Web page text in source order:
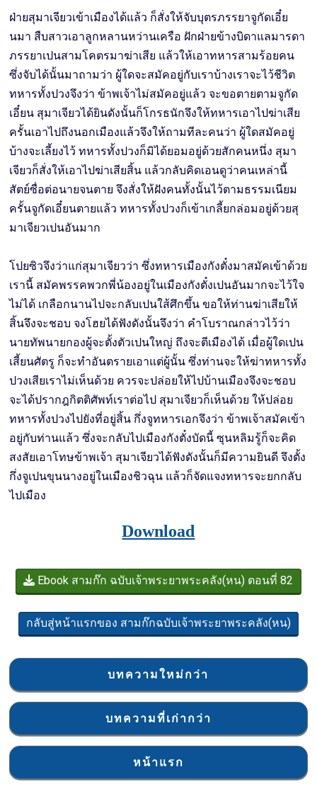
ฝ่ายสุมาเจียวเข้าเมืองได้แล้ว ก็สั่งให้จับบุตรภรรยาจูกัดเอี๋ย
นมา สืบสาวเอาลูกหลานหว่านเครือ ฝักฝ่ายข้างบิดาแลมารดา
ภรรยาเปนสามโคตรมาฆ่าเสีย แล้วให้เอาทหารสามร้อยคน
ซึ่งจับได้นั้นมาถามว่า ผู้ใดจะสมัคอยู่กับเราบ้างเราจะไว้ชีวิต
ทหารทั้งปวงจึงว่า ข้าพเจ้าไม่สมัคอยู่แล้ว จะขอตายตามจูกัด
เอี๋ยน สุมาเจียวได้ยินดังนั้นก็โกรธนักจึงให้ทหารเอาไปฆ่าเสีย
ครั้นเอาไปถึงนอกเมืองแล้วจึงให้ถามทีละคนว่า ผู้ใดสมัคอยู่
บ้างจะเลี้ยงไว้ ทหารทั้งปวงก็มิได้ยอมอยู่ด้วยสักคนหนึ่ง สุมา
เจียวก็สั่งให้เอาไปฆ่าเสียสิ้น แล้วกลับคิดเอนดูว่าคนเหล่านี้
สัตย์ซื่อต่อนายจนตาย จึงสั่งให้ฝังคนทั้งนั้นไว้ตามธรรมเนียม
ครั้นจูกัดเอี๋ยนตายแล้ว ทหารทั้งปวงก็เข้าเกลี้ยกล่อมอยู่ด้วยสุ
มาเจียวเปนอันมาก
โปยซิวจึงว่าแก่สุมาเจียวว่า ซึ่งทหารเมืองกังตั๋งมาสมัคเข้าด้วย
เรานี้ สมัคพรรคพวกพี่น้องอยู่ในเมืองกังตั๋งเปนอันมากจะไว้ใจ
ไม่ได้ เกลือกนานไปจะกลับเปนใส้ศึกขึ้น ขอให้ท่านฆ่าเสียให้
สิ้นจึงจะชอบ จงโฮยได้ฟังดังนั้นจึงว่า คำโบราณกล่าวไว้ว่า
นายทัพนายกองผู้จะตั้งตัวเปนใหญ่ ถึงจะตีเมืองได้ เมื่อผู้ใดเปน
เสี้ยนศัตรู ก็จะทำอันตรายเอาแต่ผู้นั้น ซึ่งท่านจะให้ฆ่าทหารทั้ง
ปวงเสียเราไม่เห็นด้วย ควรจะปล่อยให้ไปบ้านเมืองจึงจะชอบ
จะได้ปรากฎกิตติศัพท์เราต่อไป สุมาเจียวก็เห็นด้วย ให้ปล่อย
ทหารทั้งปวงไปยังที่อยู่สิ้น กึ่งจูทหารเอกจึงว่า ข้าพเจ้าสมัคเข้า
อยู่กับท่านแล้ว ซึ่งจะกลับไปเมืองกังตั๋งบัดนี้ ซุนหลิมรู้ก็จะคิด
สงสัยเอาโทษข้าพเจ้า สุมาเจียวได้ฟังดังนั้นก็มีความยินดี จึงตั้ง
กึ่งจูเปนขุนนางอยู่ในเมืองชิวฉุน แล้วก็จัดแจงทหารจะยกกลับ
ไปเมือง
Download
Ebook สามก๊ก ฉบับเจ้าพระยาพระคลัง(หน) ตอนที่ 82
กลับสู่หน้าแรกของ สามก๊กฉบับเจ้าพระยาพระคลัง(หน)
บทความใหม่กว่า
บทความที่เก่ากว่า
หน้าแรก